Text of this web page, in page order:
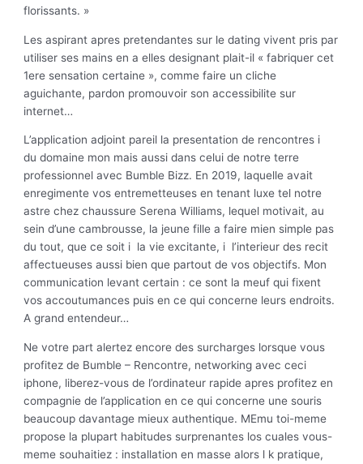
florissants. »
Les aspirant apres pretendantes sur le dating vivent pris par
utiliser ses mains en a elles designant plait-il « fabriquer cet
1ere sensation certaine », comme faire un cliche
aguichante, pardon promouvoir son accessibilite sur
internet…
L’application adjoint pareil la presentation de rencontres i
du domaine mon mais aussi dans celui de notre terre
professionnel avec Bumble Bizz. En 2019, laquelle avait
enregimente vos entremetteuses en tenant luxe tel notre
astre chez chaussure Serena Williams, lequel motivait, au
sein d’une cambrousse, la jeune fille a faire mien simple pas
du tout, que ce soit i la vie excitante, i l’interieur des recit
affectueuses aussi bien que partout de vos objectifs. Mon
communication levant certain : ce sont la meuf qui fixent
vos accoutumances puis en ce qui concerne leurs endroits.
A grand entendeur…
Ne votre part alertez encore des surcharges lorsque vous
profitez de Bumble – Rencontre, networking avec ceci
iphone, liberez-vous de l’ordinateur rapide apres profitez en
compagnie de l’application en ce qui concerne une souris
beaucoup davantage mieux authentique. MEmu toi-meme
propose la plupart habitudes surprenantes los cuales vous-
meme souhaitiez : installation en masse alors l k pratique,